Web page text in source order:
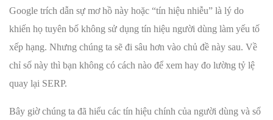
Google trích dẫn sự mơ hồ này hoặc “tín hiệu nhiễu” là lý do
khiến họ tuyên bố không sử dụng tín hiệu người dùng làm yếu tố
xếp hạng. Nhưng chúng ta sẽ đi sâu hơn vào chủ đề này sau. Về
chỉ số này thì bạn không có cách nào để xem hay đo lường tỷ lệ
quay lại SERP.
Bây giờ chúng ta đã hiểu các tín hiệu chính của người dùng và số